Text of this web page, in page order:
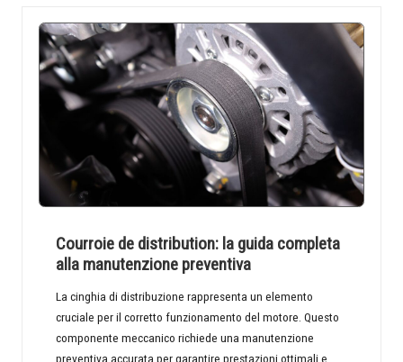
Courroie de distribution: la guida completa
alla manutenzione preventiva
La cinghia di distribuzione rappresenta un elemento
cruciale per il corretto funzionamento del motore. Questo
componente meccanico richiede una manutenzione
preventiva accurata per garantire prestazioni ottimali e